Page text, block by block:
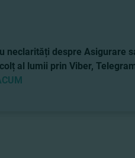
neclarități despre Asigurare
al lumii prin Viber,